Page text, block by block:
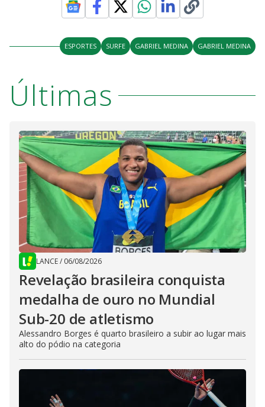
ESPORTES SURFE GABRIEL MEDINA GABRIEL MEDINA
Últimas
LANCE/ 06/08/2026
Revelação brasileira conquista
medalha de ouro no Mundial
Sub-20 de atletismo
Alessandro Borges é quarto brasileiro a subir ao lugar mais
alto do pódio na categoria